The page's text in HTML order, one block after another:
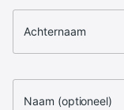
Achternaam
Naam (optioneel)